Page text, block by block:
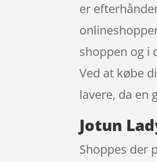
er
shoppen og i
Ved at købe
lavere, da en
Jotun
Shoppes der